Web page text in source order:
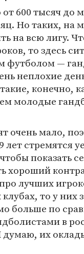
600 тысяч до
Но таких, на
на всю лигу.
то здесь
футболом —
неплохие
конечно,
молодые
очень мало,
лет стремятся
показать
хороший
лучших
то у них
больше по
в
думаю, их